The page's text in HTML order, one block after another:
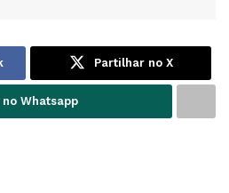
Partilhar no X
Whatsapp